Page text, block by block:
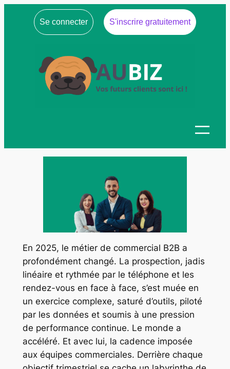
Se connecter S'inscrire gratuitement
En 2025, le métier de commercial B2B a
profondément changé. La prospection, jadis
linéaire et rythmée par le téléphone et les
rendez-vous en face à face, s’est muée en
un exercice complexe, saturé d’outils, piloté
par les données et soumis à une pression
de performance continue. Le monde a
accéléré. Et avec lui, la cadence imposée
aux équipes commerciales. Derrière chaque